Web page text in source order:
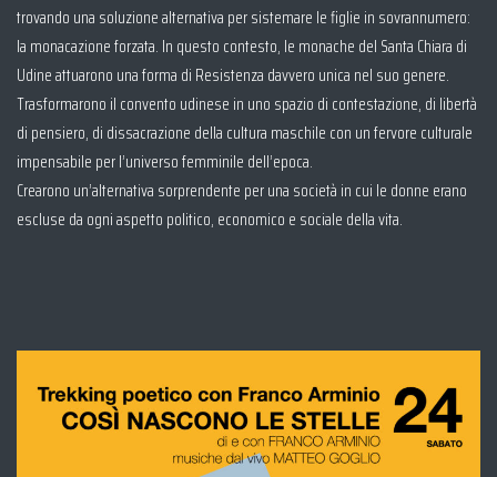
trovando una soluzione alternativa per sistemare le figlie in sovrannumero:
la monacazione forzata. In questo contesto, le monache del Santa Chiara di
Udine attuarono una forma di Resistenza davvero unica nel suo genere.
Trasformarono il convento udinese in uno spazio di contestazione, di libertà
di pensiero, di dissacrazione della cultura maschile con un fervore culturale
impensabile per l’universo femminile dell’epoca.
Crearono un’alternativa sorprendente per una società in cui le donne erano
escluse da ogni aspetto politico, economico e sociale della vita.